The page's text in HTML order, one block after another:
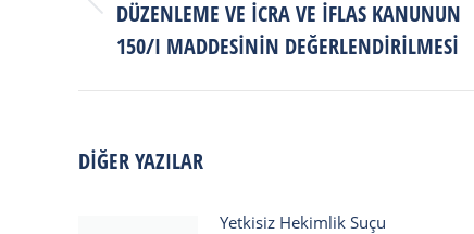
Previous
post:
DÜZENLEME VE İCRA VE İFLAS KANUNUN
150/I MADDESININ DEĞERLENDIRILMESI
DIĞER YAZILAR
Yetkisiz Hekimlik Suçu